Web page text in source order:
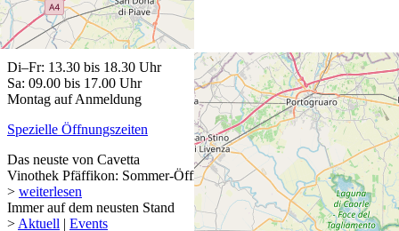
ÖFFNUNGSZEITEN
Di–Fr: 13.30 bis 18.30 Uhr
Sa: 09.00 bis 17.00 Uhr
Montag auf Anmeldung
Spezielle Öffnungszeiten
Das neuste von Cavetta
Vinothek Pfäffikon: Sommer-Öffnungszeiten
> weiterlesen
Immer auf dem neusten Stand
> Aktuell | Events